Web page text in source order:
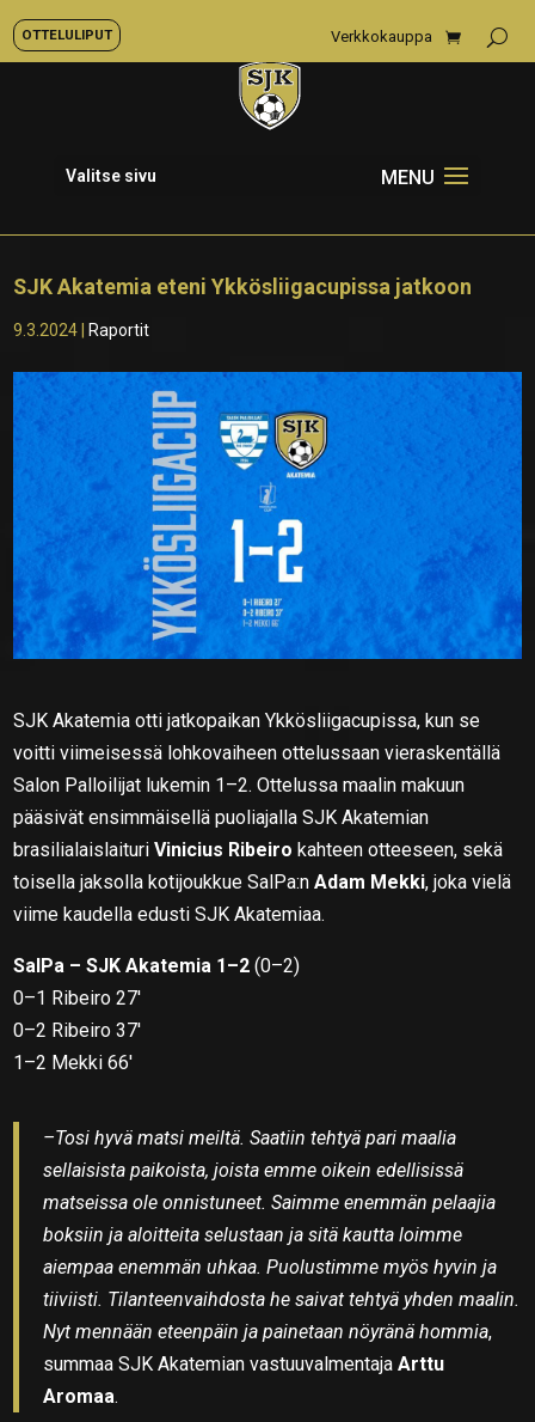
OTTELULIPUT Verkkokauppa
Valitse sivu
SJK Akatemia eteni Ykkösliigacupissa jatkoon
9.3.2024 Raportit
SJK Akatemia otti jatkopaikan Ykkösliigacupissa, kun se
voitti viimeisessä lohkovaiheen ottelussaan vieraskentällä
Salon Palloilijat lukemin 1–2. Ottelussa maalin makuun
pääsivät ensimmäisellä puoliajalla SJK Akatemian
brasilialaislaituriVinicius Ribeiro kahteen otteeseen, sekä
toisella jaksolla kotijoukkue SalPa:nAdam Mekki, joka vielä
viime kaudella edusti SJK Akatemiaa.
SalPa – SJK Akatemia 1–2 (0–2)
0–1 Ribeiro 27′
0–2 Ribeiro 37′
1–2 Mekki 66′
–Tosi hyvä matsi meiltä. Saatiin tehtyä pari maalia
sellaisista paikoista, joista emme oikein edellisissä
matseissa ole onnistuneet. Saimme enemmän pelaajia
boksiin ja aloitteita selustaan ja sitä kautta loimme
aiempaa enemmän uhkaa. Puolustimme myös hyvin ja
tiiviisti. Tilanteenvaihdosta he saivat tehtyä yhden maalin.
Nyt mennään eteenpäin ja painetaan nöyränä hommia,
summaa SJK Akatemian vastuuvalmentajaArttu
Aromaa.